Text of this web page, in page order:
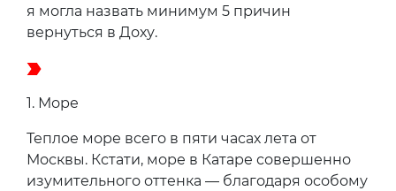
я могла назвать минимум 5 причин
вернуться в Доху.
1. Море
Теплое море всего в пяти часах лета от
Москвы. Кстати, море в Катаре совершенно
изумительного оттенка — благодаря особому